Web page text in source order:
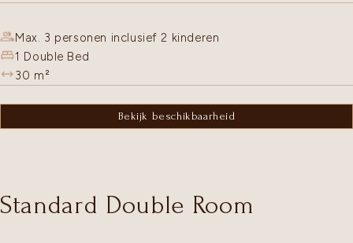
Max. 3 personen inclusief 2 kinderen
1 Double Bed
30 m²
Bekijk beschikbaarheid
Standard Double Room